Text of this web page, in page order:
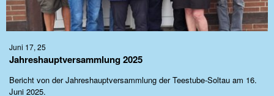
Juni 17, 25
Jahreshauptversammlung 2025
Bericht von der Jahreshauptversammlung der Teestube-Soltau am 16.
Juni 2025.